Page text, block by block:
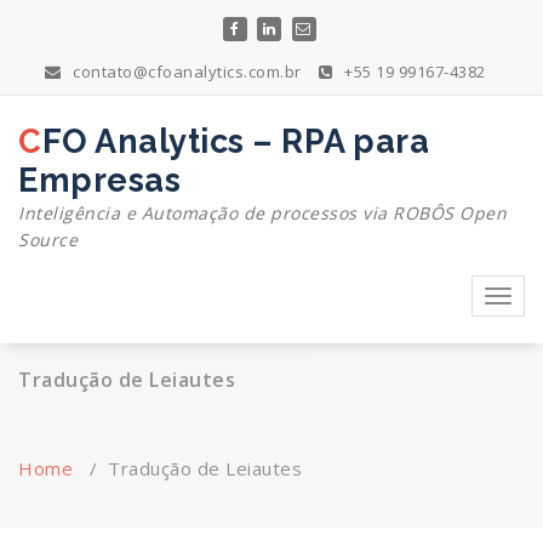
contato@cfoanalytics.com.br +55 19 99167-4382
CFO Analytics – RPA para
Empresas
Inteligência e Automação de processos via ROBÔS Open
Source
Tradução de Leiautes
Home / Tradução de Leiautes